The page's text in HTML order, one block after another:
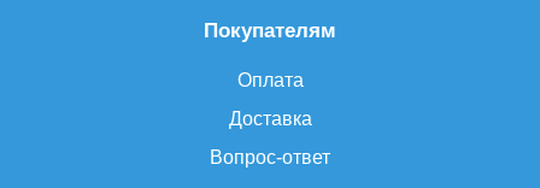
Покупателям
Оплата
Доставка
Вопрос-ответ